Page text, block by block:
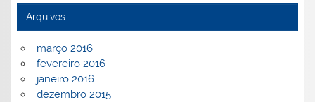
Arquivos
março 2016
fevereiro 2016
janeiro 2016
dezembro 2015